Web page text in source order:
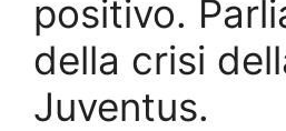
positivo.
della crisi
Juventus.